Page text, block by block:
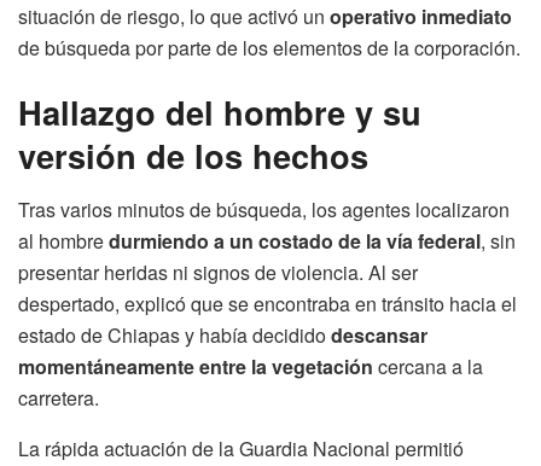
situación de riesgo, lo que activó un operativo inmediato
de búsqueda por parte de los elementos de la corporación.
Hallazgo del hombre y su
versión de los hechos
Tras varios minutos de búsqueda, los agentes localizaron
al hombredurmiendo a un costado de la vía federal, sin
presentar heridas ni signos de violencia. Al ser
despertado, explicó que se encontraba en tránsito hacia el
estado de Chiapas y había decididodescansar
momentáneamente entre la vegetación cercana a la
carretera.
La rápida actuación de la Guardia Nacional permitió